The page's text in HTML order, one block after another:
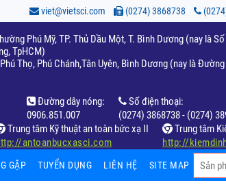
(0274) 3868738
viet@vietsci.com
Phú Mỹ, TP. Thủ Dầu Một, T. Bình Dương (nay là
TpHCM)
Thọ, Phú Chánh,Tân Uyên, Bình Dương (nay là Đường
Số điện thoại:
(0274) 3868738 - (0274)
Đường dây nóng:
0906.851.007
Trung tâm
http://
Trung tâm Kỹ thuật an toàn bức xạ II
antoanbucxasci.com
GẶP TUYỂN DỤNG LIÊN HỆ SITE MAP